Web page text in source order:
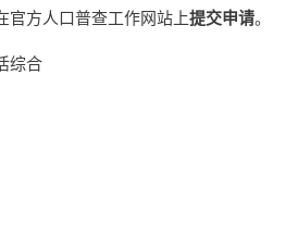
官方人口普查工作网站上提交申请。
综合